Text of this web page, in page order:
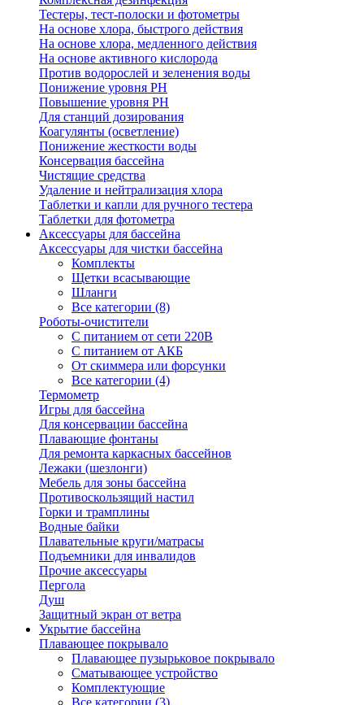
Тестеры, тест-полоски и фотометры
На основе хлора, быстрого действия
На основе хлора, медленного действия
На основе активного кислорода
Против водорослей и зеленения воды
Понижение уровня РН
Повышение уровня РН
Для станций дозирования
Коагулянты (осветление)
Понижение жесткости воды
Консервация бассейна
Чистящие средства
Удаление и нейтрализация хлора
Таблетки и капли для ручного тестера
Таблетки для фотометра
Аксессуары для бассейна
Аксессуары для чистки бассейна
Комплекты
Щетки всасывающие
Шланги
Все категории (8)
Роботы-очистители
С питанием от сети 220В
С питанием от АКБ
От скиммера или форсунки
Все категории (4)
Термометр
Игры для бассейна
Для консервации бассейна
Плавающие фонтаны
Для ремонта каркасных бассейнов
Лежаки (шезлонги)
Мебель для зоны бассейна
Противоскользящий настил
Горки и трамплины
Водные байки
Плавательные круги/матрасы
Подъемники для инвалидов
Прочие аксессуары
Пергола
Душ
Защитный экран от ветра
Укрытие бассейна
Плавающее покрывало
Плавающее пузырьковое покрывало
Сматывающее устройство
Комплектующие
Все категории (3)